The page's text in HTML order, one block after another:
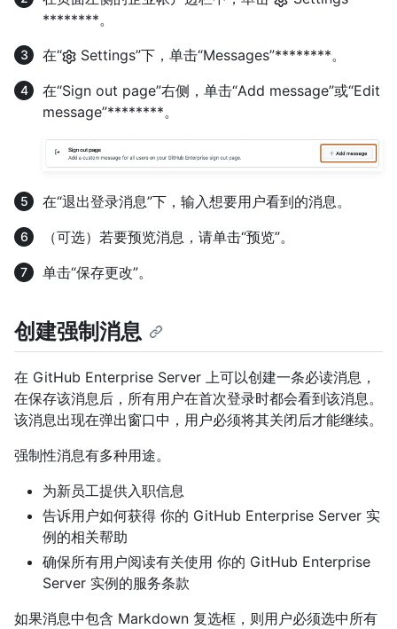
********。
在“
Settings”下，单击“Messages”********。
在“Sign out page”右侧，单击“Add message”或“Edit
message”********。
在“退出登录消息”下，输入想要用户看到的消息。
（可选）若要预览消息，请单击“预览”。
单击“保存更改”。
创建强制消息
在 GitHub Enterprise Server 上可以创建一条必读消息，
在保存该消息后，所有用户在首次登录时都会看到该消息。
该消息出现在弹出窗口中，用户必须将其关闭后才能继续。
强制性消息有多种用途。
为新员工提供入职信息
告诉用户如何获得 你的 GitHub Enterprise Server 实
例的相关帮助
确保所有用户阅读有关使用 你的 GitHub Enterprise
Server 实例的服务条款
如果消息中包含 Markdown 复选框，则用户必须选中所有